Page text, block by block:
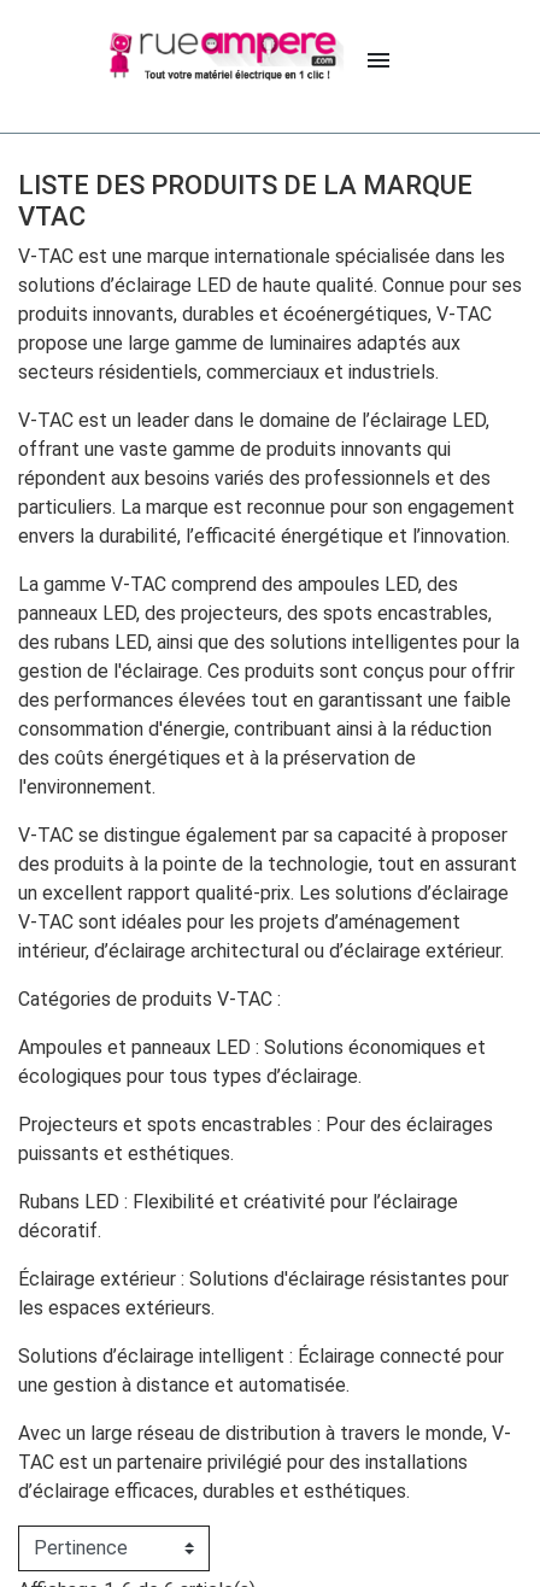

LISTE DES PRODUITS DE LA MARQUE
VTAC
V-TAC est une marque internationale spécialisée dans les
solutions d’éclairage LED de haute qualité. Connue pour ses
produits innovants, durables et écoénergétiques, V-TAC
propose une large gamme de luminaires adaptés aux
secteurs résidentiels, commerciaux et industriels.
V-TAC est un leader dans le domaine de l’éclairage LED,
offrant une vaste gamme de produits innovants qui
répondent aux besoins variés des professionnels et des
particuliers. La marque est reconnue pour son engagement
envers la durabilité, l’efficacité énergétique et l’innovation.
La gamme V-TAC comprend des ampoules LED, des
panneaux LED, des projecteurs, des spots encastrables,
des rubans LED, ainsi que des solutions intelligentes pour la
gestion de l'éclairage. Ces produits sont conçus pour offrir
des performances élevées tout en garantissant une faible
consommation d'énergie, contribuant ainsi à la réduction
des coûts énergétiques et à la préservation de
l'environnement.
V-TAC se distingue également par sa capacité à proposer
des produits à la pointe de la technologie, tout en assurant
un excellent rapport qualité-prix. Les solutions d’éclairage
V-TAC sont idéales pour les projets d’aménagement
intérieur, d’éclairage architectural ou d’éclairage extérieur.
Catégories de produits V-TAC :
Ampoules et panneaux LED : Solutions économiques et
écologiques pour tous types d’éclairage.
Projecteurs et spots encastrables : Pour des éclairages
puissants et esthétiques.
Rubans LED : Flexibilité et créativité pour l’éclairage
décoratif.
Éclairage extérieur : Solutions d'éclairage résistantes pour
les espaces extérieurs.
Solutions d’éclairage intelligent : Éclairage connecté pour
une gestion à distance et automatisée.
Avec un large réseau de distribution à travers le monde, V-
TAC est un partenaire privilégié pour des installations
d’éclairage efficaces, durables et esthétiques.